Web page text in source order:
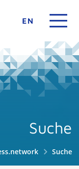
EN
Suche
Suche